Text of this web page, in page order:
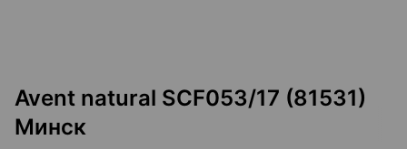
Avent natural SCF053/17 (81531)
Минск